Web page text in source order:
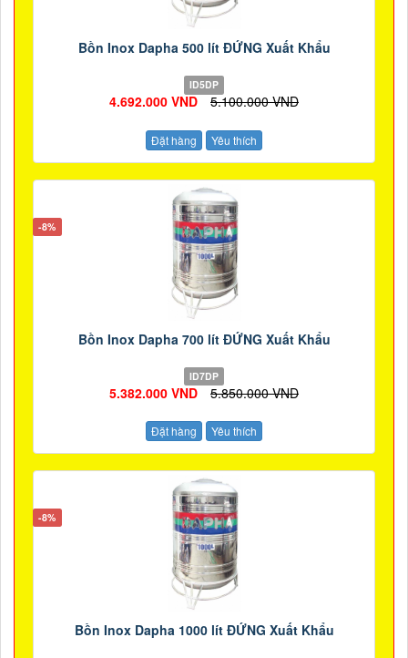
Bồn Inox Dapha 500 lít ĐỨNG Xuất Khẩu
ID5DP
4.692.000 VND 5.100.000 VND
Đặt hàng Yêu thích
-8%
Bồn Inox Dapha 700 lít ĐỨNG Xuất Khẩu
ID7DP
5.382.000 VND 5.850.000 VND
Đặt hàng Yêu thích
-8%
Bồn Inox Dapha 1000 lít ĐỨNG Xuất Khẩu